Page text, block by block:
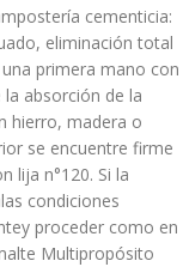
cementicia:
eliminación total
primera mano con
absorción de la
hierro, madera o
se encuentre firme
lija n°120. Si la
condiciones
proceder como en
Multipropósito